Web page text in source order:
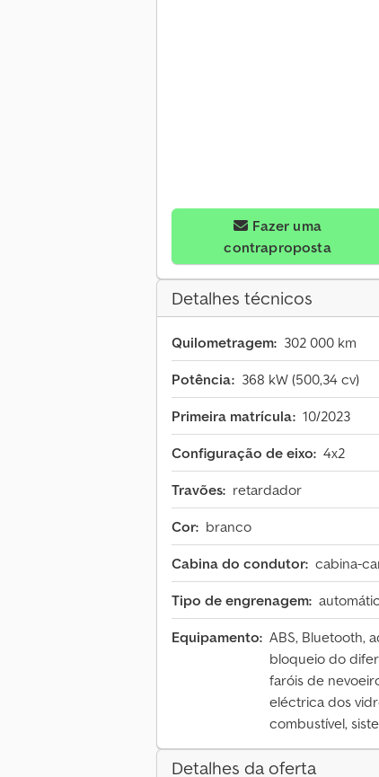
contraproposta
Detalhes técnicos
Quilometragem: 302 000 km
Potência: 368 kW (500,34 cv)
Primeira matrícula: 10/2023
Configuração de eixo: 4x2
Travões: retardador
Cor: branco
Cabina do condutor: cabina-
Tipo de engrenagem:
Equipamento: ABS, Bluetooth,
bloqueio do
faróis de
eléctrica dos
combustível,
Detalhes da oferta